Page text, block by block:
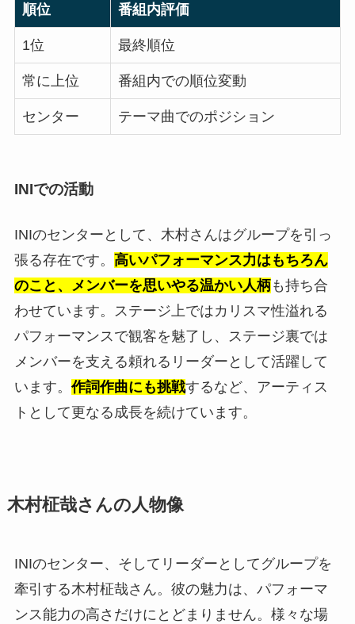
順位 番組内評価
1位 最終順位
常に上位 番組内での順位変動
センター テーマ曲でのポジション
INIでの活動
INIのセンターとして、木村さんはグループを引っ
張る存在です。 高いパフォーマンス力はもちろん
のこと、メンバーを思いやる温かい人柄も持ち合
わせています。ステージ上ではカリスマ性溢れる
パフォーマンスで観客を魅了し、ステージ裏では
メンバーを支える頼れるリーダーとして活躍して
います。作詞作曲にも挑戦するなど、アーティス
トとして更なる成長を続けています。
木村柾哉さんの人物像
INIのセンター、そしてリーダーとしてグループを
牽引する木村柾哉さん。彼の魅力は、パフォーマ
ンス能力の高さだけにとどまりません。様々な場